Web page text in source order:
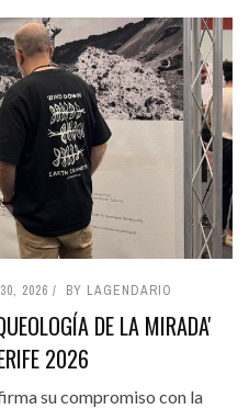
2026 BY LAGENDARIO
DE LA MIRADA'
2026
su compromiso con la